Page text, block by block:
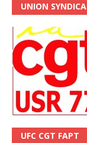
UNION
UFC CGT FAPT